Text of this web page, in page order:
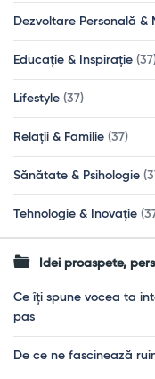
Dezvoltare Personală &
Educație & Inspirație
Lifestyle (37)
Relații & Familie (37)
Sănătate & Psihologie
Tehnologie & Inovație
Idei proaspete,
Ce îți spune vocea ta
pas
De ce ne fascinează